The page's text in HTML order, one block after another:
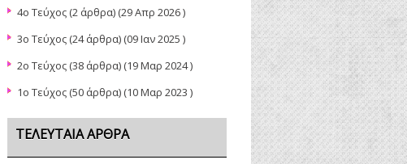
4o Τεύχος (2 άρθρα) (29 Απρ 2026 )
3ο Τεύχος (24 άρθρα) (09 Ιαν 2025 )
2ο Τεύχος (38 άρθρα) (19 Μαρ 2024 )
1o Τεύχος (50 άρθρα) (10 Μαρ 2023 )
ΤΕΛΕΥΤΑΊΑ ΆΡΘΡΑ